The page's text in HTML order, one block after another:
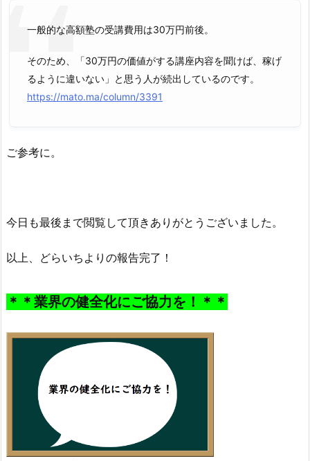
一般的な高額塾の受講費用は30万円前後。
そのため、「30万円の価値がする講座内容を聞けば、稼げ
るように違いない」と思う人が続出しているのです。
https://mato.ma/column/3391
ご参考に。
今日も最後まで閲覧して頂きありがとうございました。
以上、どらいちよりの報告完了！
＊＊業界の健全化にご協力を！＊＊